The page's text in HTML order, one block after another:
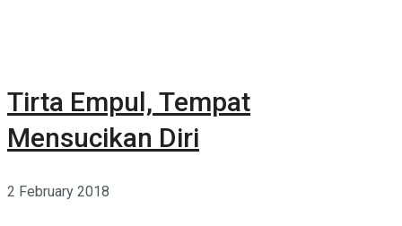
Tirta Empul, Tempat
Mensucikan Diri
2 February 2018